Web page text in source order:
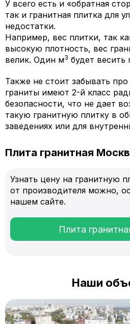
У всего есть и «обратная
так и гранитная плитка для
недостатки.
Например, вес плитки, так
высокую плотность, вес
велик. Один м3 будет весить
Также не стоит забывать
граниты имеют 2-й класс
безопасности, что не дает
такую гранитную плитку в
заведениях или для
Плита гранитная
Узнать цену на гранитную
от производителя можно,
нашем сайте.
Плита
Наши